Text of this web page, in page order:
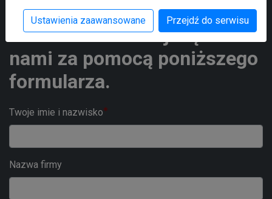
Zainteresował Cię ten
temat? Skontaktuj się z
nami za pomocą poniższego
formularza.
Twoje imie i nazwisko
Nazwa firmy
Ustawienia zaawansowane Przejdź do serwisu